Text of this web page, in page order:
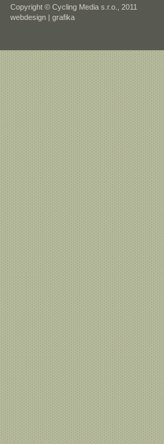
Copyright © Cycling Media s.r.o., 2011
webdesign | grafika